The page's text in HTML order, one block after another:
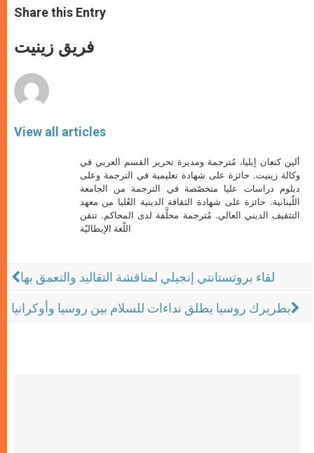
t
s
p
p
s
e
g
e
e
b
o
k
Share this Entry
فريق زينيت
View all articles
ألين كنعان إيليا، مُترجمة ومديرة تحرير القسم العربي في
وكالة زينيت. حائزة على شهادة تعليمية في الترجمة وعلى
دبلوم دراسات عليا متخصّصة في الترجمة من الجامعة
اللّبنانية. حائزة على شهادة الثقافة الدينية العُليا من معهد
التثقيف الديني العالي. مُترجمة محلَّفة لدى المحاكم. تتقن
اللّغة الإيطاليّة
لقاء بروتستانتي إنجيلي لمناقشة التقاليد والتعمق بها
بطريرك روسيا يطلق نداءات للسلام بين روسيا وأوكرانيا